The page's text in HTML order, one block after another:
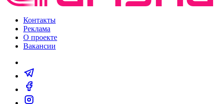
Контакты
Реклама
О проекте
Вакансии